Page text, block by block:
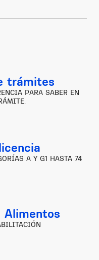
trámites
PARA SABER EN
A Y G1 HASTA 74
Alimentos